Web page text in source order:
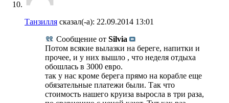
Танзилля сказал(-а): 22.09.2014 13:01
Сообщение от Silvia
Потом всякие вылазки на береге, напитки и
прочее, и у них вышло , что неделя отдыха
обошлась в 3000 евро.
так у нас кроме берега прямо на корабле еще
обязательные платежи были. Так что
стоимость нашего круиза выросла в три раза,